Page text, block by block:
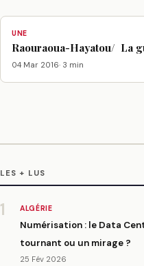
UNE
Raouraoua-Hayatou/ La
04 Mar 2016· 3 min
LES + LUS
1 ALGÉRIE
Numérisation : le Data
tournant ou un mirage ?
25 Fév 2026